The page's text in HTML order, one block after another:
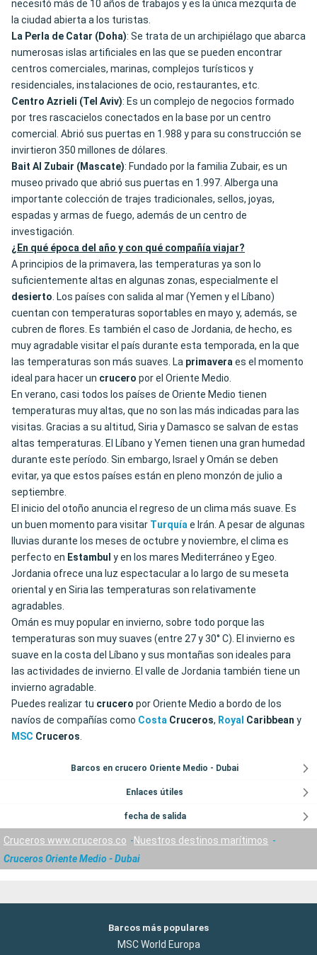
necesitó más de 10 años de trabajos y es la única mezquita de
la ciudad abierta a los turistas.
La Perla de Catar (Doha): Se trata de un archipiélago que abarca
numerosas islas artificiales en las que se pueden encontrar
centros comerciales, marinas, complejos turísticos y
residenciales, instalaciones de ocio, restaurantes, etc.
Centro Azrieli (Tel Aviv): Es un complejo de negocios formado
por tres rascacielos conectados en la base por un centro
comercial. Abrió sus puertas en 1.988 y para su construcción se
invirtieron 350 millones de dólares.
Bait Al Zubair (Mascate): Fundado por la familia Zubair, es un
museo privado que abrió sus puertas en 1.997. Alberga una
importante colección de trajes tradicionales, sellos, joyas,
espadas y armas de fuego, además de un centro de
investigación.
¿En qué época del año y con qué compañía viajar?
A principios de la primavera, las temperaturas ya son lo
suficientemente altas en algunas zonas, especialmente el
desierto. Los países con salida al mar (Yemen y el Líbano)
cuentan con temperaturas soportables en mayo y, además, se
cubren de flores. Es también el caso de Jordania, de hecho, es
muy agradable visitar el país durante esta temporada, en la que
las temperaturas son más suaves. La primaveraes el momento
ideal para hacer un crucero por el Oriente Medio.
En verano, casi todos los países de Oriente Medio tienen
temperaturas muy altas, que no son las más indicadas para las
visitas. Gracias a su altitud, Siria y Damasco se salvan de estas
altas temperaturas. El Líbano y Yemen tienen una gran humedad
durante este período. Sin embargo, Israel y Omán se deben
evitar, ya que estos países están en pleno monzón de julio a
septiembre.
El inicio del otoño anuncia el regreso de un clima más suave. Es
un buen momento para visitar Turquíae Irán. A pesar de algunas
lluvias durante los meses de octubre y noviembre, el clima es
perfecto en Estambul y en los mares Mediterráneo y Egeo.
Jordania ofrece una luz espectacular a lo largo de su meseta
oriental y en Siria las temperaturas son relativamente
agradables.
Omán es muy popular en invierno, sobre todo porque las
temperaturas son muy suaves (entre 27 y 30° C). El invierno es
suave en la costa del Líbano y sus montañas son ideales para
las actividades de invierno. El valle de Jordania también tiene un
invierno agradable.
Puedes realizar tu crucero por Oriente Medio a bordo de los
navíos de compañías como Costa Cruceros, Royal Caribbean y
MSC Cruceros.
Barcos en crucero Oriente Medio - Dubai
Enlaces útiles
fecha de salida
Cruceros www.cruceros.co
Nuestros destinos marítimos
Cruceros Oriente Medio - Dubai
Barcos más populares
MSC World Europa